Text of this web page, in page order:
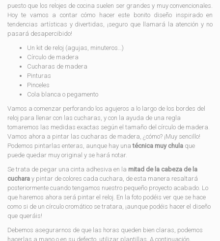
puesto que los relojes de cocina suelen ser grandes y muy convencionales.
Hoy te vamos a contar cómo hacer este bonito diseño inspirado en
tendencias artísticas y divertidas, ¡seguro que llamará la atención y no
pasará desapercibido!
Un kit de reloj (agujas, minuteros…)
Círculo de madera
Cucharas de madera
Pinturas
Pinceles
Cola blanca o pegamento
Vamos a comenzar perforando los agujeros a lo largo de los bordes del
reloj para llenar con las cucharas, y con la ayuda de una regla
tomaremos las medidas exactas según el tamaño del círculo de madera.
Vamos ahora a pintar las cucharas de madera, ¿cómo? ¡Muy sencillo!
Podemos pintarlas enteras, aunque hay unatécnica muy chula que
puede quedar muy original y se hará notar.
Se trata de pegar una cinta adhesiva en la mitad de la cabeza de la
cuchara y pintar de colores cada cuchara, de esta manera resaltará
posteriormente cuando tengamos nuestro pequeño proyecto acabado. Lo
que haremos ahora será pintar el reloj. En la foto podéis ver que se hace
como si de un círculo cromático se tratara, ¡aunque podéis hacer el diseño
que queráis!
Debemos asegurarnos de que las horas queden bien claras, podemos
hacerlas a mano o en su defecto, utilizar plantillas. A continuación,